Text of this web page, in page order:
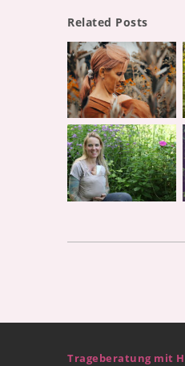
Related Posts
Trageberatung mit